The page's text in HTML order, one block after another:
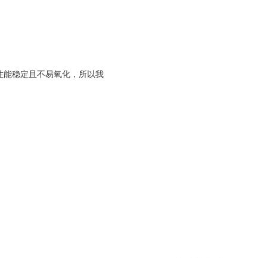
稳定且不易氧化，所以我